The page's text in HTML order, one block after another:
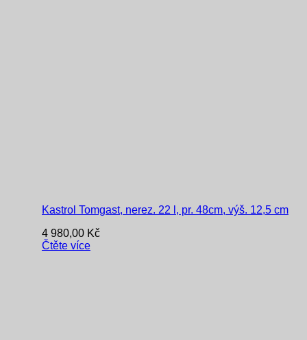
Kastrol Tomgast, nerez. 22 l, pr. 48cm, výš. 12,5 cm
4 980,00 Kč
Čtěte více